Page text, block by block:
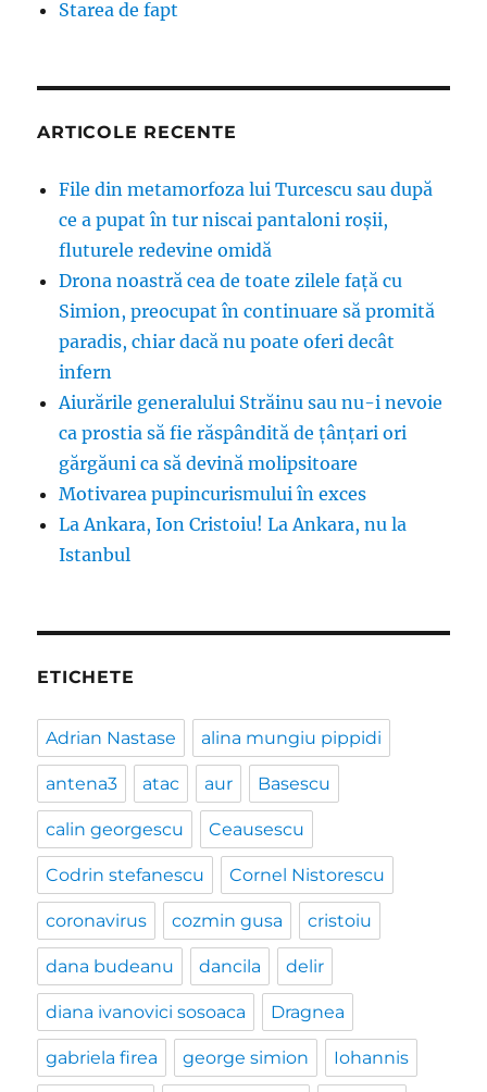
Starea de fapt
ARTICOLE RECENTE
File din metamorfoza lui Turcescu sau după
ce a pupat în tur niscai pantaloni roșii,
fluturele redevine omidă
Drona noastră cea de toate zilele față cu
Simion, preocupat în continuare să promită
paradis, chiar dacă nu poate oferi decât
infern
Aiurările generalului Străinu sau nu-i nevoie
ca prostia să fie răspândită de țânțari ori
gărgăuni ca să devină molipsitoare
Motivarea pupincurismului în exces
La Ankara, Ion Cristoiu! La Ankara, nu la
Istanbul
ETICHETE
Adrian Nastase alina mungiu pippidi
antena3 atac aur Basescu
calin georgescu Ceausescu
Codrin stefanescu Cornel Nistorescu
coronavirus cozmin gusa cristoiu
dana budeanu dancila delir
diana ivanovici sosoaca Dragnea
gabriela firea george simion Iohannis